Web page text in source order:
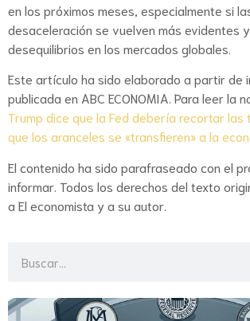
en los próximos meses, especialmente si
desaceleración se vuelven más evidentes
desequilibrios en los mercados globales.
Este artículo ha sido elaborado a partir de
publicada en ABC ECONOMIA. Para leer la
Trump dice que la Fed debería recortar las
que los aranceles se «transfieren» a la
El contenido ha sido parafraseado con el
informar. Todos los derechos del texto
a El economista y a su autor.